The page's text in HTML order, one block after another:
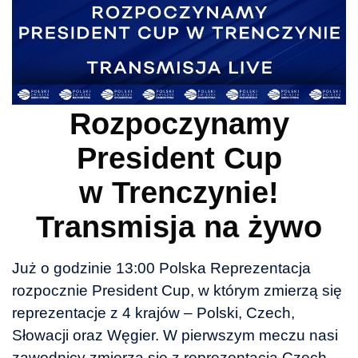
Rozpoczynamy
President Cup
w Trenczynie!
Transmisja na żywo
Już o godzinie 13:00 Polska Reprezentacja
rozpocznie President Cup, w którym zmierzą się
reprezentacje z 4 krajów – Polski, Czech,
Słowacji oraz Węgier. W pierwszym meczu nasi